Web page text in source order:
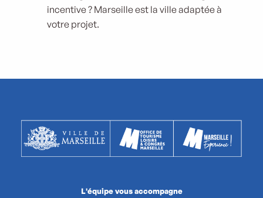
incentive ? Marseille est la ville adaptée à
votre projet.
L'équipe vous accompagne